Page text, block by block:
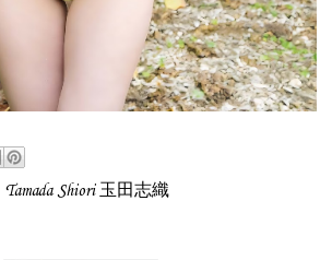
Tamada Shiori 玉田志織